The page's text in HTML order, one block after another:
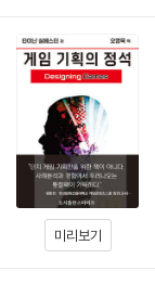
미리보기